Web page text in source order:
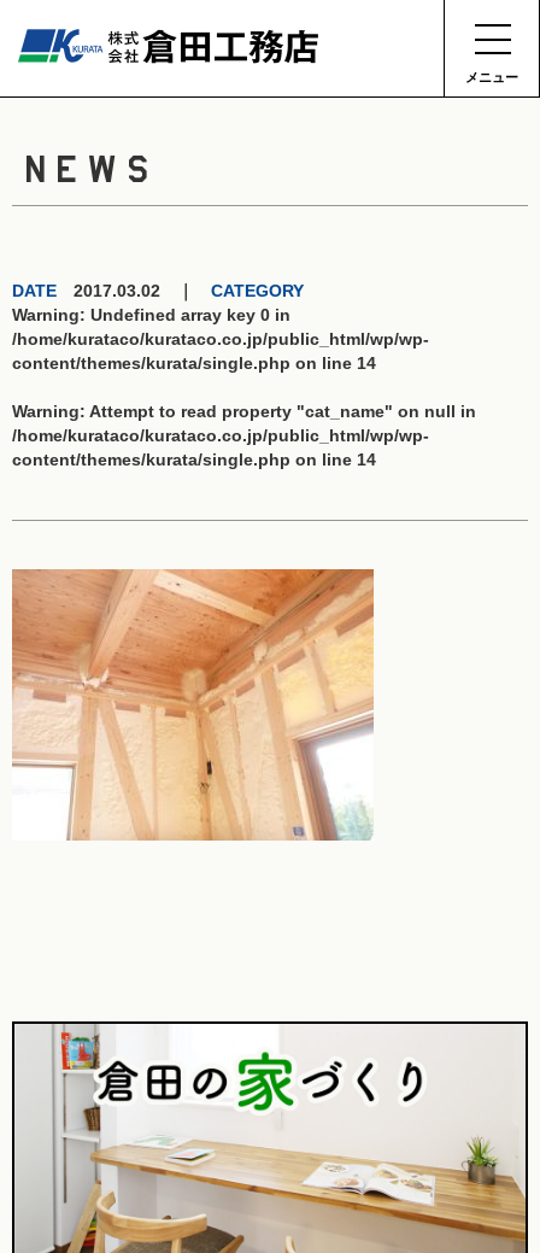
メニュー
NEWS
DATE 2017.03.02 ｜ CATEGORY
Warning: Undefined array key 0 in
/home/kurataco/kurataco.co.jp/public_html/wp/wp-
content/themes/kurata/single.php on line 14
Warning: Attempt to read property "cat_name" on null in
/home/kurataco/kurataco.co.jp/public_html/wp/wp-
content/themes/kurata/single.php on line 14